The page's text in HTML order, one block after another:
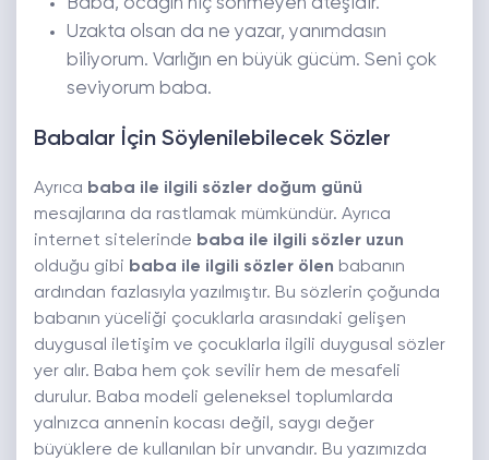
Baba, ocağın hiç sönmeyen ateşidir.
Uzakta olsan da ne yazar, yanımdasın
biliyorum. Varlığın en büyük gücüm. Seni çok
seviyorum baba.
Babalar İçin Söylenilebilecek Sözler
Ayrıca baba ile ilgili sözler doğum günü
mesajlarına da rastlamak mümkündür. Ayrıca
internet sitelerinde baba ile ilgili sözler uzun
olduğu gibi baba ile ilgili sözler ölen babanın
ardından fazlasıyla yazılmıştır. Bu sözlerin çoğunda
babanın yüceliği çocuklarla arasındaki gelişen
duygusal iletişim ve çocuklarla ilgili duygusal sözler
yer alır. Baba hem çok sevilir hem de mesafeli
durulur. Baba modeli geleneksel toplumlarda
yalnızca annenin kocası değil, saygı değer
büyüklere de kullanılan bir unvandır. Bu yazımızda